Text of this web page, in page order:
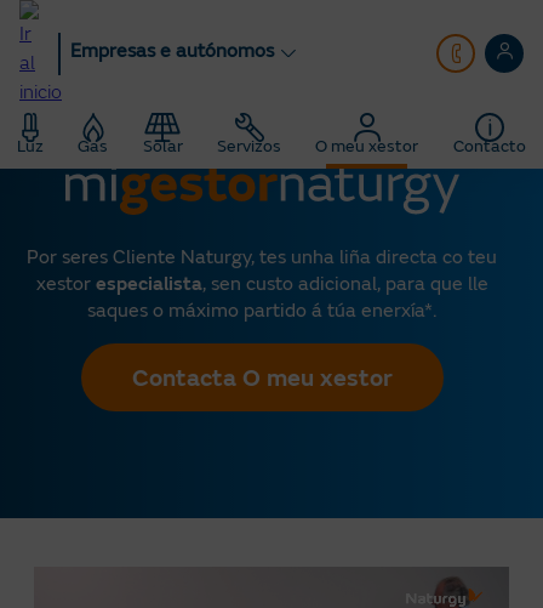
ao
contido
principal
Empresas e autónomos
Luz Gas Solar Servizos O meu xestor Contacto
Empresas e autónomos O meu xestor
Por seres Cliente Naturgy, tes unha liña directa co teu
xestor especialista, sen custo adicional, para que lle
saques o máximo partido á túa enerxía*.
Contacta O meu xestor